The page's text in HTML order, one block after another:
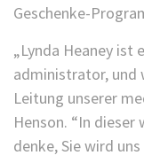
Geschenke-
„Lynda Heaney ist
administrator, und
Leitung unserer
Henson. “In
denke, Sie wird